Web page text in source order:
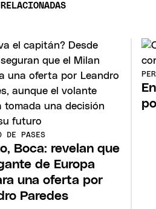
DE PASES
Boca: revelan que
de Europa
una oferta por
Paredes